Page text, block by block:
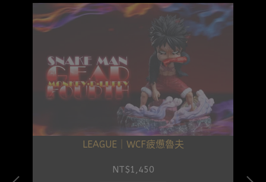
LEAGUE｜WCF疲憊魯夫
NT$1,450